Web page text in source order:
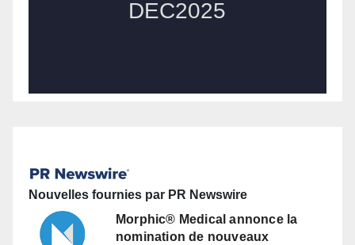
Nouvelles fournies par PR Newswire
Morphic® Medical annonce la
nomination de nouveaux